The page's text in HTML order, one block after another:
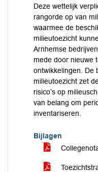
Deze wettelijk
rangorde op van
waarmee de
milieutoezicht
Arnhemse
mede door nieuwe
ontwikkelingen. De
milieutoezicht zet
risico’s op
van belang om
inventariseren.
Bijlagen